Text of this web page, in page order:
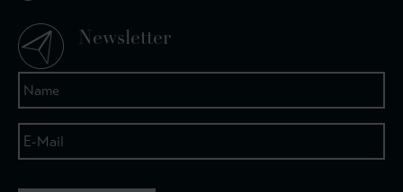
Newsletter